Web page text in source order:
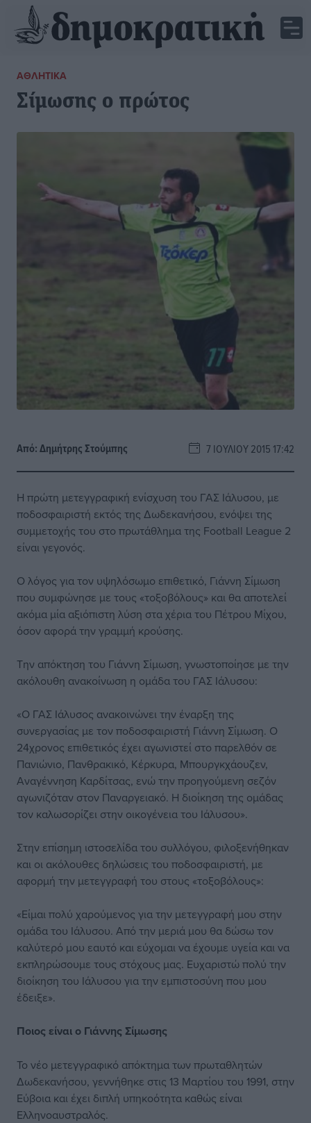
ΑΘΛΗΤΙΚΆ
Σίμωσης ο πρώτος
Από:Δημήτρης Στούμπης 7 ΙΟΥΛΊΟΥ 2015 17:42
Η πρώτη μετεγγραφική ενίσχυση του ΓΑΣ Ιάλυσου, με
ποδοσφαιριστή εκτός της Δωδεκανήσου, ενόψει της
συμμετοχής του στο πρωτάθλημα της Football League 2
είναι γεγονός.
Ο λόγος για τον υψηλόσωμο επιθετικό, Γιάννη Σίμωση
που συμφώνησε με τους «τοξοβόλους» και θα αποτελεί
ακόμα μία αξιόπιστη λύση στα χέρια του Πέτρου Μίχου,
όσον αφορά την γραμμή κρούσης.
Την απόκτηση του Γιάννη Σίμωση, γνωστοποίησε με την
ακόλουθη ανακοίνωση η ομάδα του ΓΑΣ Ιάλυσου:
«Ο ΓΑΣ Ιάλυσος ανακοινώνει την έναρξη της
συνεργασίας με τον ποδοσφαιριστή Γιάννη Σίμωση. Ο
24χρονος επιθετικός έχει αγωνιστεί στο παρελθόν σε
Πανιώνιο, Πανθρακικό, Κέρκυρα, Μπουργκχάουζεν,
Αναγέννηση Καρδίτσας, ενώ την προηγούμενη σεζόν
αγωνιζόταν στον Παναργειακό. Η διοίκηση της ομάδας
τον καλωσορίζει στην οικογένεια του Ιάλυσου».
Στην επίσημη ιστοσελίδα του συλλόγου, φιλοξενήθηκαν
και οι ακόλουθες δηλώσεις του ποδοσφαιριστή, με
αφορμή την μετεγγραφή του στους «τοξοβόλους»:
«Είμαι πολύ χαρούμενος για την μετεγγραφή μου στην
ομάδα του Ιάλυσου. Από την μεριά μου θα δώσω τον
καλύτερό μου εαυτό και εύχομαι να έχουμε υγεία και να
εκπληρώσουμε τους στόχους μας. Ευχαριστώ πολύ την
διοίκηση του Ιάλυσου για την εμπιστοσύνη που μου
έδειξε».
Ποιος είναι ο Γιάννης Σίμωσης
Το νέο μετεγγραφικό απόκτημα των πρωταθλητών
Δωδεκανήσου, γεννήθηκε στις 13 Μαρτίου του 1991, στην
Εύβοια και έχει διπλή υπηκοότητα καθώς είναι
Ελληνοαυστραλός.